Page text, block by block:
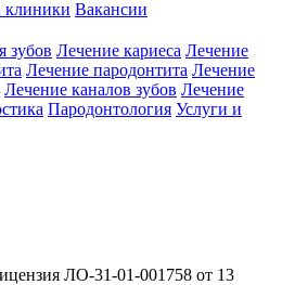
клиники Вакансии
зубов Лечение кариеса Лечение
Лечение пародонтита Лечение
Лечение каналов зубов Лечение
Пародонтология Услуги и
ЛО-31-01-001758 от 13